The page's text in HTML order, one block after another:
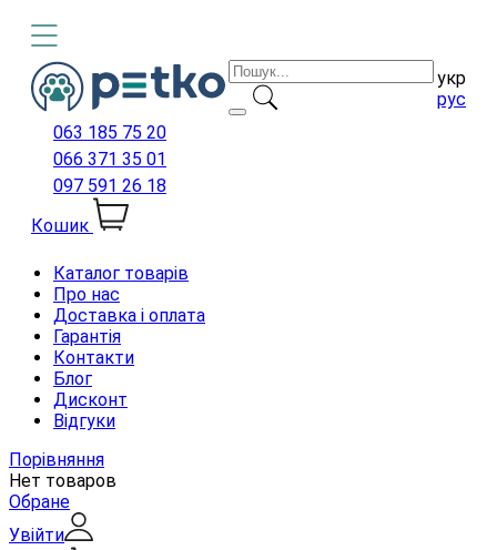
укр
рус
063 185 75 20
066 371 35 01
097 591 26 18
Кошик
Каталог товарів
Про нас
Доставка і оплата
Гарантія
Контакти
Блог
Дисконт
Відгуки
Порівняння
Нет товаров
Обране
Увійти